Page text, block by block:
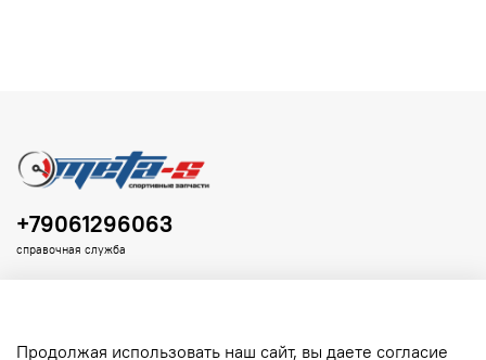
+79061296063
справочная служба
Продолжая использовать наш сайт, вы даете согласие